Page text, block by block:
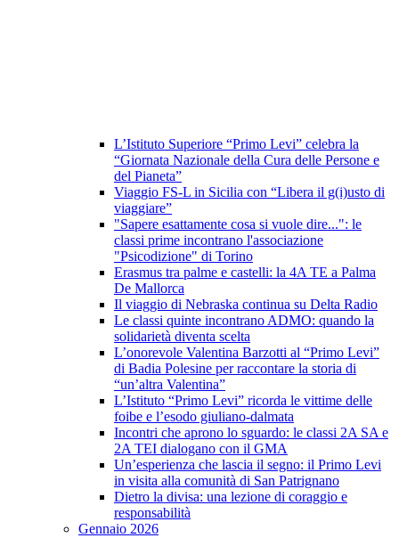
L’Istituto Superiore “Primo Levi” celebra la
“Giornata Nazionale della Cura delle Persone e
del Pianeta”
Viaggio FS-L in Sicilia con “Libera il g(i)usto di
viaggiare”
"Sapere esattamente cosa si vuole dire...": le
classi prime incontrano l'associazione
"Psicodizione" di Torino
Erasmus tra palme e castelli: la 4A TE a Palma
De Mallorca
Il viaggio di Nebraska continua su Delta Radio
Le classi quinte incontrano ADMO: quando la
solidarietà diventa scelta
L’onorevole Valentina Barzotti al “Primo Levi”
di Badia Polesine per raccontare la storia di
“un’altra Valentina”
L’Istituto “Primo Levi” ricorda le vittime delle
foibe e l’esodo giuliano-dalmata
Incontri che aprono lo sguardo: le classi 2A SA e
2A TEI dialogano con il GMA
Un’esperienza che lascia il segno: il Primo Levi
in visita alla comunità di San Patrignano
Dietro la divisa: una lezione di coraggio e
responsabilità
Gennaio 2026